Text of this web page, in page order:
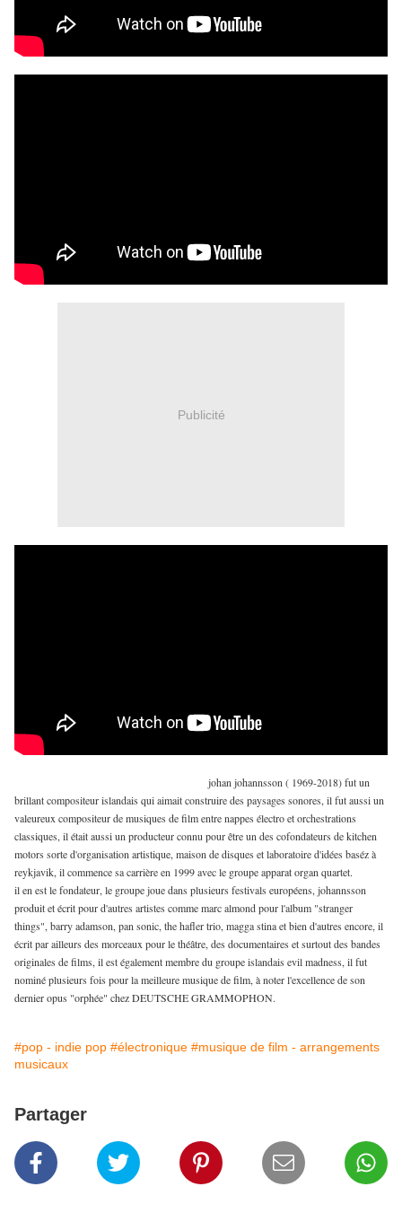
Publicité
johan johannsson ( 1969-2018) fut un
brillant compositeur islandais qui aimait construire des paysages sonores, il fut aussi un
valeureux compositeur de musiques de film entre nappes électro et orchestrations
classiques, il était aussi un producteur connu pour être un des cofondateurs de kitchen
motors sorte d'organisation artistique, maison de disques et laboratoire d'idées baséz à
reykjavik, il commence sa carrière en 1999 avec le groupe apparat organ quartet.
il en est le fondateur, le groupe joue dans plusieurs festivals européens, johannsson
produit et écrit pour d'autres artistes comme marc almond pour l'album "stranger
things", barry adamson, pan sonic, the hafler trio, magga stina et bien d'autres encore, il
écrit par ailleurs des morceaux pour le théâtre, des documentaires et surtout des bandes
originales de films, il est également membre du groupe islandais evil madness, il fut
nominé plusieurs fois pour la meilleure musique de film, à noter l'excellence de son
dernier opus "orphée" chez DEUTSCHE GRAMMOPHON.
#pop - indie pop #électronique #musique de film - arrangements
musicaux
Partager